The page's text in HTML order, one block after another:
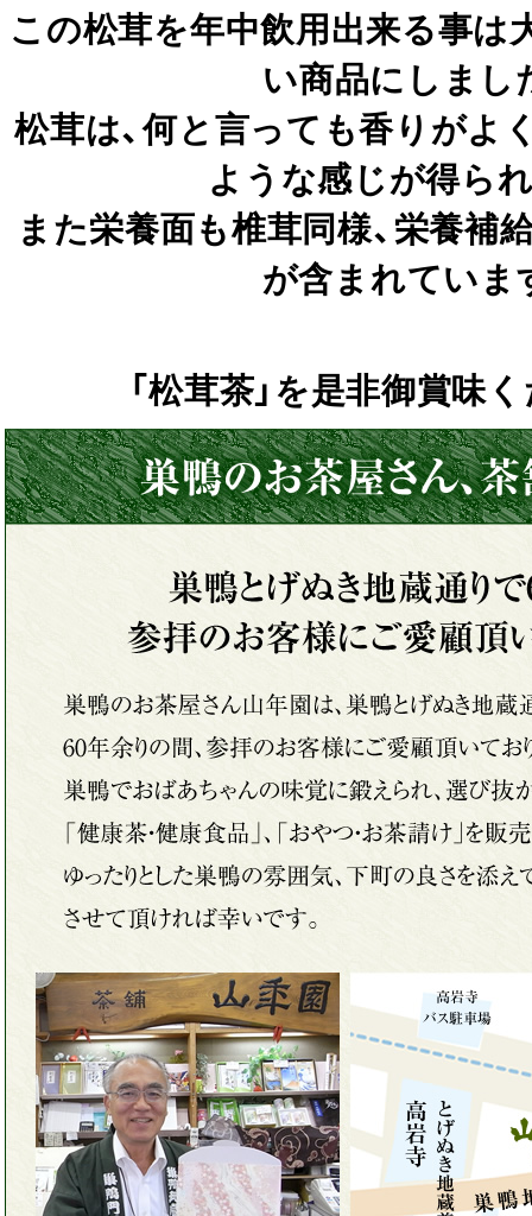
この松茸を年中飲用出来る事は
い商品にしまし
松茸は、何と言っても香りがよ
ような感じが得ら
また栄養面も椎茸同様、栄養補
が含まれていま
「松茸茶」を是非御賞味